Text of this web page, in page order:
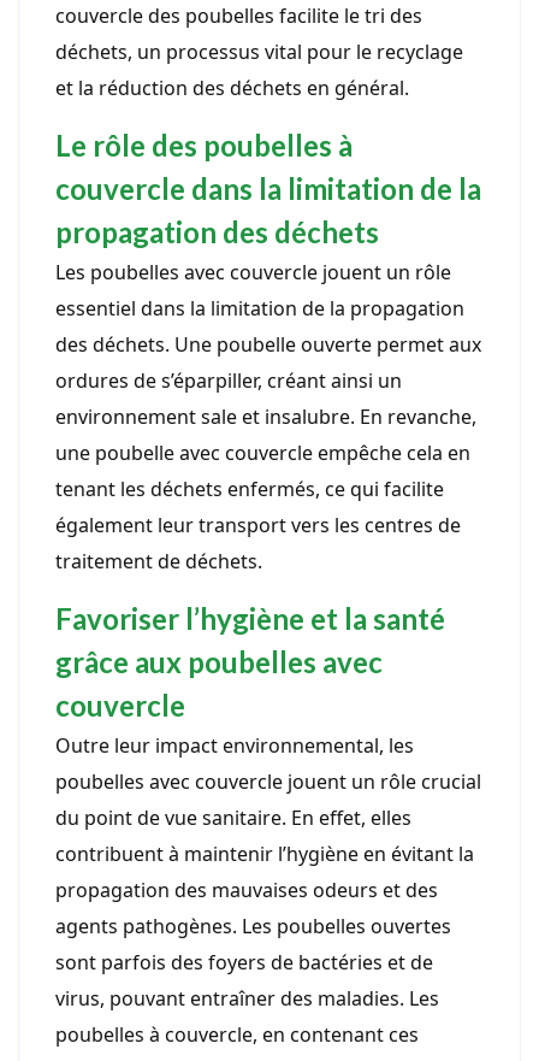
couvercle des poubelles facilite le tri des
déchets, un processus vital pour le recyclage
et la réduction des déchets en général.
Le rôle des poubelles à
couvercle dans la limitation de la
propagation des déchets
Les poubelles avec couvercle jouent un rôle
essentiel dans la limitation de la propagation
des déchets. Une poubelle ouverte permet aux
ordures de s’éparpiller, créant ainsi un
environnement sale et insalubre. En revanche,
une poubelle avec couvercle empêche cela en
tenant les déchets enfermés, ce qui facilite
également leur transport vers les centres de
traitement de déchets.
Favoriser l’hygiène et la santé
grâce aux poubelles avec
couvercle
Outre leur impact environnemental, les
poubelles avec couvercle jouent un rôle crucial
du point de vue sanitaire. En effet, elles
contribuent à maintenir l’hygiène en évitant la
propagation des mauvaises odeurs et des
agents pathogènes. Les poubelles ouvertes
sont parfois des foyers de bactéries et de
virus, pouvant entraîner des maladies. Les
poubelles à couvercle, en contenant ces